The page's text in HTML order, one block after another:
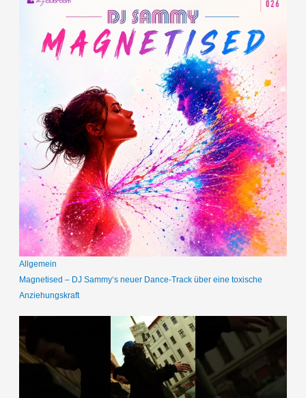
Allgemein
Magnetised – DJ Sammy‘s neuer Dance-Track über eine toxische
Anziehungskraft